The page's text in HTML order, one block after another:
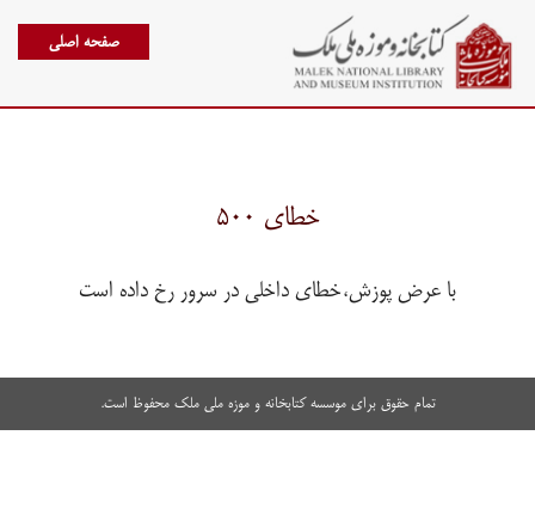
صفحه اصلی
خطای ۵۰۰
با عرض پوزش،خطای داخلی در سرور رخ داده است
تمام حقوق برای موسسه کتابخانه و موزه ملی ملک محفوظ است.